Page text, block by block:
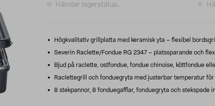
Hämtar lagerstatus...
Högkvalitativ grillplatta med keramisk yta – flexibel
Severin Raclette/Fondue RG 2347 – platssparande och
Bjud på raclette, ostfondue, fondue chinoise, köttfondue
Raclettegrill och fonduegryta med justerbar temperatur
8 stekpannor, 8 fonduegafflar, fonduegryta och stekspade